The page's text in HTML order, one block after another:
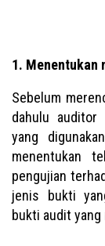
1. Menentukan
Sebelum
dahulu auditor
yang
menentukan
pengujian
jenis bukti
bukti audit yang